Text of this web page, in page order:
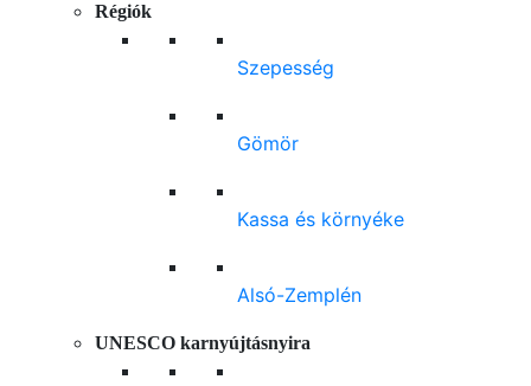
Régiók
Szepesség
Gömör
Kassa és környéke
Alsó-Zemplén
UNESCO karnyújtásnyira